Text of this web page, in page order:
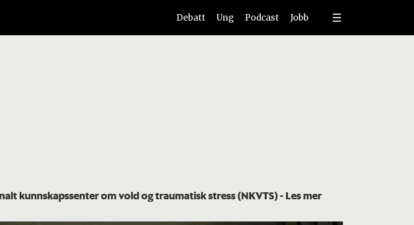
Debatt Ung Podcast Jobb
kunnskapssenter om vold og traumatisk stress (NKVTS)- Les mer